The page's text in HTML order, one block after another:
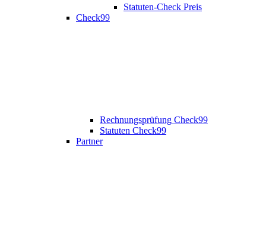
Statuten-Check Preis
Check99
Rechnungsprüfung Check99
Statuten Check99
Partner